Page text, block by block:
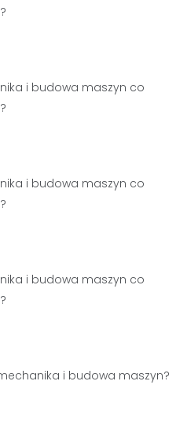
i budowa maszyn co
i budowa maszyn co
i budowa maszyn co
i budowa maszyn?